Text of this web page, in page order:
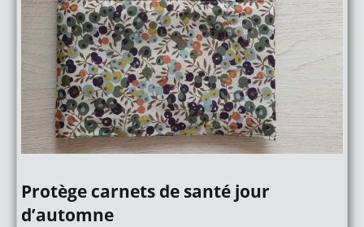
Protège carnets de santé jour
d’automne